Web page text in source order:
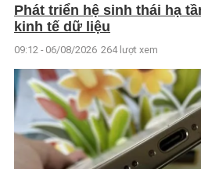
Phát triển hệ sinh thái hạ
kinh tế dữ liệu
09:12 - 06/08/2026 264 lượt xem